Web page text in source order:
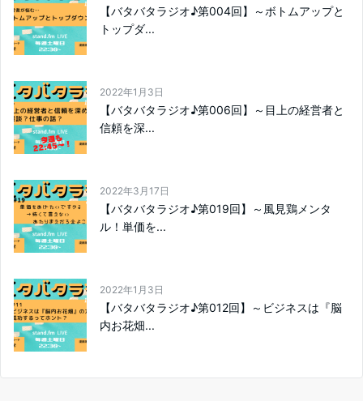
【バタバタラジオ♪第004回】～ボトムアップと
トップダ...
2022年1月3日
【バタバタラジオ♪第006回】～目上の経営者と
信頼を深...
2022年3月17日
【バタバタラジオ♪第019回】～風見鶏メンタ
ル！単価を...
2022年1月3日
【バタバタラジオ♪第012回】～ビジネスは『脳
内お花畑...